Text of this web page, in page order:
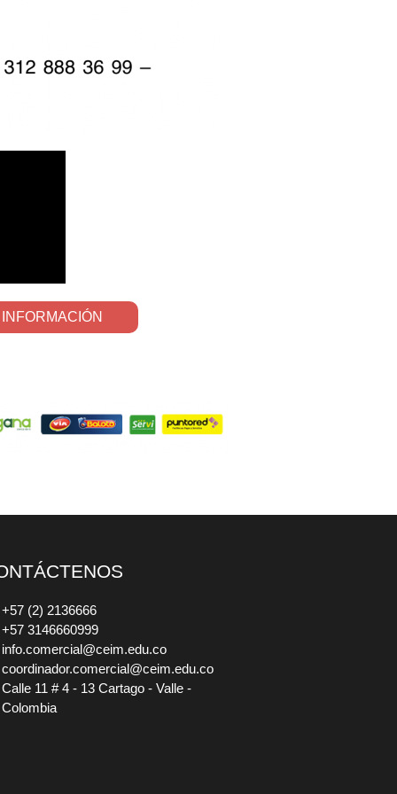
+57 (2) 2136666
+57 3146660999
info.comercial@ceim.edu.co
coordinador.comercial@ceim.edu.co
Calle 11 # 4 - 13 Cartago - Valle -
Colombia